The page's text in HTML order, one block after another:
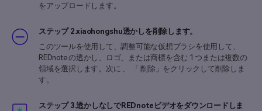
をアップロードします。
ステップ 2.xiaohongshu透かしを削除します。
このツールを使用して、調整可能な仮想ブラシを使用して、
REDnote の透かし、ロゴ、または商標を含む 1 つまたは複数の
領域を選択します。次に 、 「 削除」をクリックして削除しま
す。
ステップ 3.透かしなしでREDnoteビデオをダウンロードしま